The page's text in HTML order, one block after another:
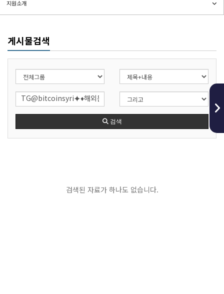
게시물검색
검색
검색된 자료가 하나도 없습니다.